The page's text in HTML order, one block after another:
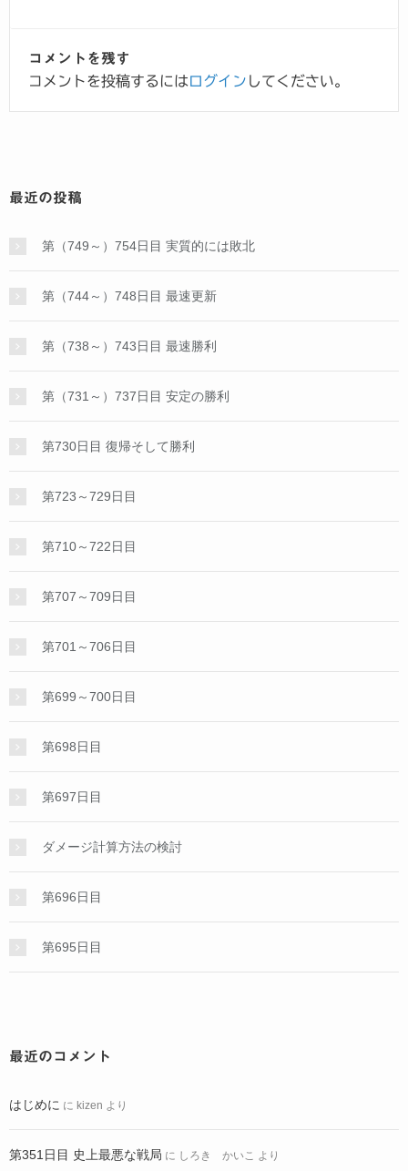
コメントを残す
コメントを投稿するにはログイン してください。
最近の投稿
第（749～）754日目 実質的には敗北
第（744～）748日目 最速更新
第（738～）743日目 最速勝利
第（731～）737日目 安定の勝利
第730日目 復帰そして勝利
第723～729日目
第710～722日目
第707～709日目
第701～706日目
第699～700日目
第698日目
第697日目
ダメージ計算方法の検討
第696日目
第695日目
最近のコメント
はじめに に kizen より
第351日目 史上最悪な戦局 に しろき かいこ より